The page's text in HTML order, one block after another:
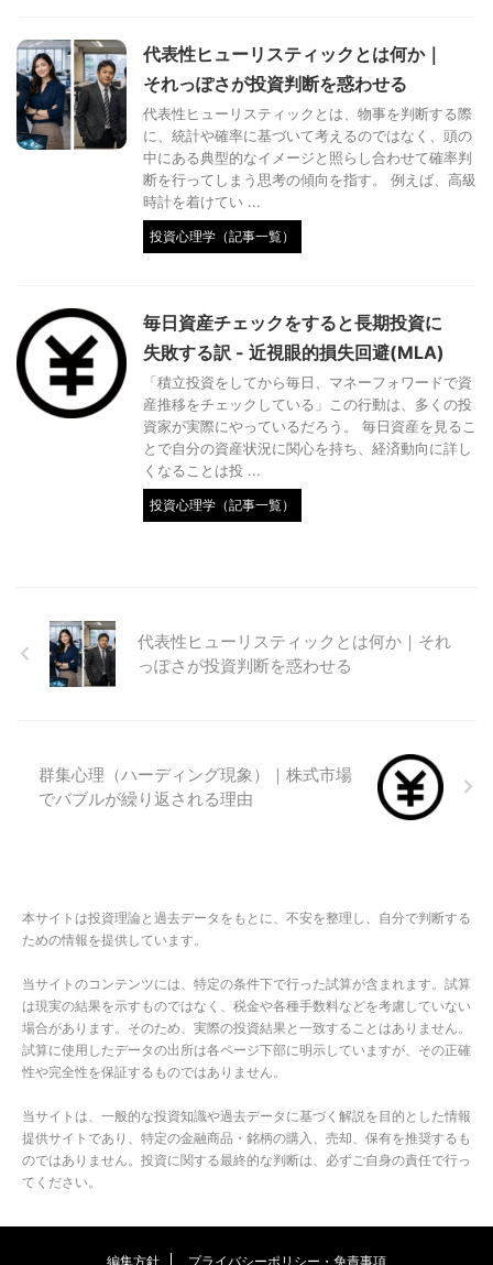
代表性ヒューリスティックとは何か｜
それっぽさが投資判断を惑わせる
代表性ヒューリスティックとは、物事を判断する際
に、統計や確率に基づいて考えるのではなく、頭の
中にある典型的なイメージと照らし合わせて確率判
断を行ってしまう思考の傾向を指す。 例えば、高級
時計を着けてい ...
投資心理学（記事一覧）
毎日資産チェックをすると長期投資に
失敗する訳 - 近視眼的損失回避(MLA)
「積立投資をしてから毎日、マネーフォワードで資
産推移をチェックしている」この行動は、多くの投
資家が実際にやっているだろう。 毎日資産を見るこ
とで自分の資産状況に関心を持ち、経済動向に詳し
くなることは投 ...
投資心理学（記事一覧）
代表性ヒューリスティックとは何か｜それ
っぽさが投資判断を惑わせる
群集心理（ハーディング現象）｜株式市場
でバブルが繰り返される理由
本サイトは投資理論と過去データをもとに、不安を整理し、自分で判断する
ための情報を提供しています。
当サイトのコンテンツには、特定の条件下で行った試算が含まれます。試算
は現実の結果を示すものではなく、税金や各種手数料などを考慮していない
場合があります。そのため、実際の投資結果と一致することはありません。
試算に使用したデータの出所は各ページ下部に明示していますが、その正確
性や完全性を保証するものではありません。
当サイトは、一般的な投資知識や過去データに基づく解説を目的とした情報
提供サイトであり、特定の金融商品・銘柄の購入、売却、保有を推奨するも
のではありません。投資に関する最終的な判断は、必ずご自身の責任で行っ
てください。
編集方針 プライバシーポリシー・免責事項